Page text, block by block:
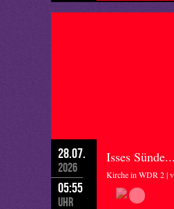
28.07.
2026
05:55
Uhr
Isses
Kirche in WDR 2 |